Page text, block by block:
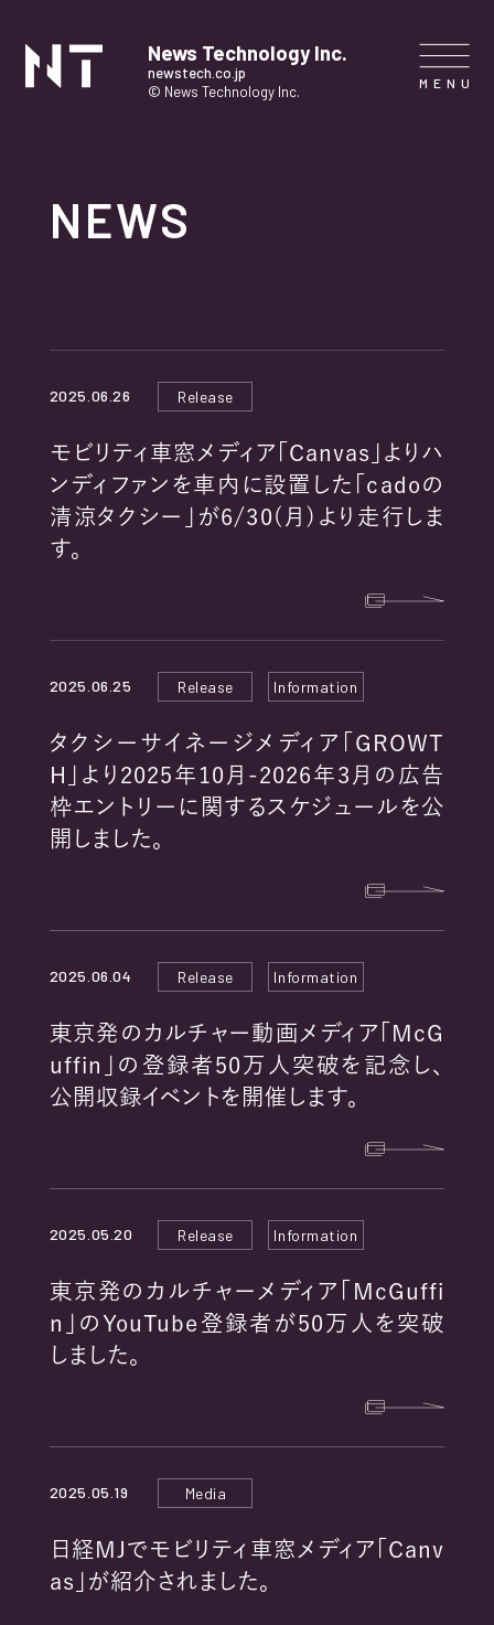
News Technology Inc.
newstech.co.jp
© News Technology Inc.
POLICY
POLICY
TRANSMISSION
NEWS
2025.06.26 Release
モビリティ車窓メディア「Canvas」よりハ
ンディファンを車内に設置した「cadoの
清涼タクシー」が6/30(月)より走行しま
す。
2025.06.25 Release Information
タクシーサイネージメディア「GROWT
H」より2025年10月-2026年3月の広告
枠エントリーに関するスケジュールを公
開しました。
2025.06.04 Release Information
東京発のカルチャー動画メディア「McG
uffin」の登録者50万人突破を記念し、
公開収録イベントを開催します。
2025.05.20 Release Information
東京発のカルチャーメディア「McGuffi
n」のYouTube登録者が50万人を突破
しました。
2025.05.19 Media
日経MJでモビリティ車窓メディア「Canv
as」が紹介されました。